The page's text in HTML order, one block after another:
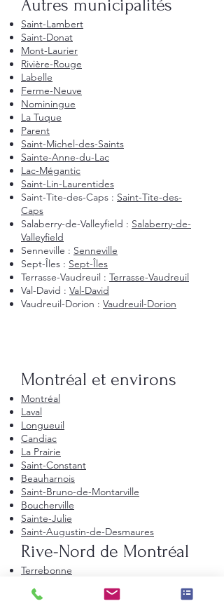
Autres municipalités
Saint-Lambert
Saint-Donat
Mont-Laurier
Rivière-Rouge
Labelle
Ferme-Neuve
Nominingue
La Tuque
Parent
Saint-Michel-des-Saints
Sainte-Anne-du-Lac
Lac-Mégantic
Saint-Lin-Laurentides
Saint-Tite-des-Caps : Saint-Tite-des-
Caps
Salaberry-de-Valleyfield : Salaberry-de-
Valleyfield
Senneville : Senneville
Sept-Îles : Sept-Îles
Terrasse-Vaudreuil : Terrasse-Vaudreuil
Val-David : Val-David
Vaudreuil-Dorion : Vaudreuil-Dorion
Montréal et environs
Montréal
Laval
Longueuil
Candiac
La Prairie
Saint-Constant
Beauharnois
Saint-Bruno-de-Montarville
Boucherville
Sainte-Julie
Saint-Augustin-de-Desmaures
Rive-Nord de Montréal
Terrebonne
Saint-Jérôme